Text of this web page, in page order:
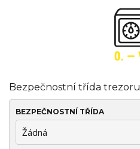
Bezpečnostní třída trezoru
BEZPEČNOSTNÍ TŘÍDA